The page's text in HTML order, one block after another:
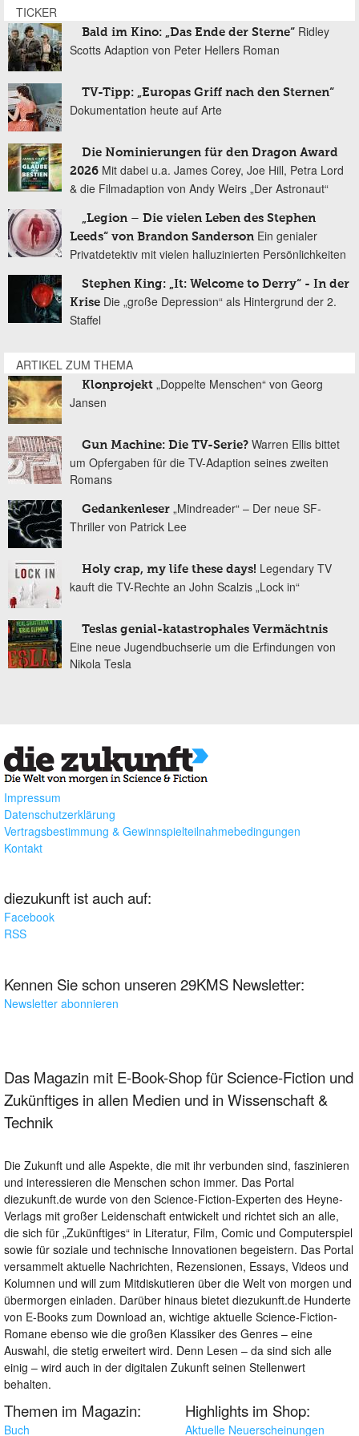
TICKER
Bald im Kino: „Das Ende der Sterne“ Ridley
Scotts Adaption von Peter Hellers Roman
TV-Tipp: „Europas Griff nach den Sternen“
Dokumentation heute auf Arte
Die Nominierungen für den Dragon Award
2026 Mit dabei u.a. James Corey, Joe Hill, Petra Lord
& die Filmadaption von Andy Weirs „Der Astronaut“
„Legion – Die vielen Leben des Stephen
Leeds“ von Brandon Sanderson Ein genialer
Privatdetektiv mit vielen halluzinierten Persönlichkeiten
Stephen King: „It: Welcome to Derry“ - In der
Krise Die „große Depression“ als Hintergrund der 2.
Staffel
ARTIKEL ZUM THEMA
Klonprojekt „Doppelte Menschen“ von Georg
Jansen
Gun Machine: Die TV-Serie? Warren Ellis bittet
um Opfergaben für die TV-Adaption seines zweiten
Romans
Gedankenleser „Mindreader“ – Der neue SF-
Thriller von Patrick Lee
Holy crap, my life these days! Legendary TV
kauft die TV-Rechte an John Scalzis „Lock in“
Teslas genial-katastrophales Vermächtnis
Eine neue Jugendbuchserie um die Erfindungen von
Nikola Tesla
Impressum
Datenschutzerklärung
Vertragsbestimmung & Gewinnspielteilnahmebedingungen
Kontakt
diezukunft ist auch auf:
Facebook
RSS
Kennen Sie schon unseren 29KMS Newsletter:
Newsletter abonnieren
Das Magazin mit E-Book-Shop für Science-Fiction und
Zukünftiges in allen Medien und in Wissenschaft &
Technik
Die Zukunft und alle Aspekte, die mit ihr verbunden sind, faszinieren
und interessieren die Menschen schon immer. Das Portal
diezukunft.de wurde von den Science-Fiction-Experten des Heyne-
Verlags mit großer Leidenschaft entwickelt und richtet sich an alle,
die sich für „Zukünftiges“ in Literatur, Film, Comic und Computerspiel
sowie für soziale und technische Innovationen begeistern. Das Portal
versammelt aktuelle Nachrichten, Rezensionen, Essays, Videos und
Kolumnen und will zum Mitdiskutieren über die Welt von morgen und
übermorgen einladen. Darüber hinaus bietet diezukunft.de Hunderte
von E-Books zum Download an, wichtige aktuelle Science-Fiction-
Romane ebenso wie die großen Klassiker des Genres – eine
Auswahl, die stetig erweitert wird. Denn Lesen – da sind sich alle
einig – wird auch in der digitalen Zukunft seinen Stellenwert
behalten.
Themen im Magazin:
Buch
Highlights im Shop:
Aktuelle Neuerscheinungen